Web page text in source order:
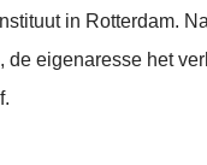
in Rotterdam.
de eigenaresse het